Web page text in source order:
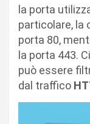
la porta
particolare, la
porta 80,
la porta 443.
può essere
dal traffico